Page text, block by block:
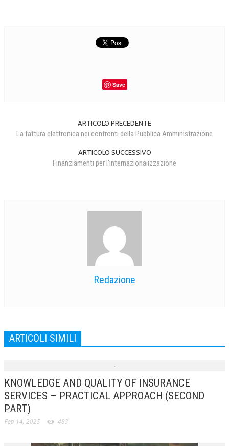
Save
ARTICOLO PRECEDENTE
La fattura elettronica nei confronti della Pubblica Amministrazione
ARTICOLO SUCCESSIVO
Finanziamenti per l'internazionalizzazione
Redazione
ARTICOLI SIMILI
KNOWLEDGE AND QUALITY OF INSURANCE
SERVICES – PRACTICAL APPROACH (SECOND
PART)
Feb 14, 2025 483